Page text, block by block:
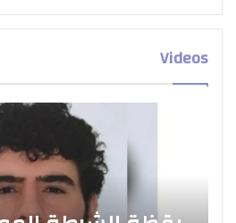
Videos